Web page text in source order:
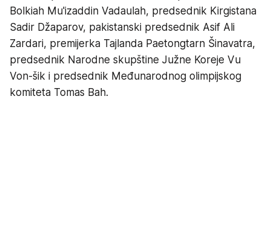
Bolkiah Mu'izaddin Vadaulah, predsednik Kirgistana
Sadir Džaparov, pakistanski predsednik Asif Ali
Zardari, premijerka Tajlanda Paetongtarn Šinavatra,
predsednik Narodne skupštine Južne Koreje Vu
Von-šik i predsednik Međunarodnog olimpijskog
komiteta Tomas Bah.